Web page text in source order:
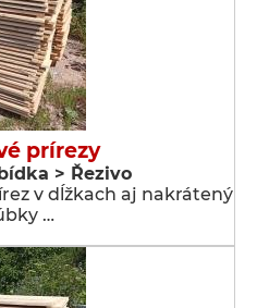
prírezy
> Řezivo
v dĺžkach aj nakrátený
…